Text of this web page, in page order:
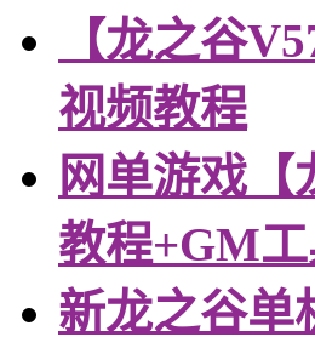
【龙之谷
视频教程
网单游戏
教程+GM
新龙之谷单